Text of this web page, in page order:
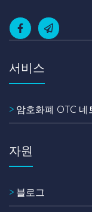
서비스
> 암호화폐 OTC 네
자원
> 블로그